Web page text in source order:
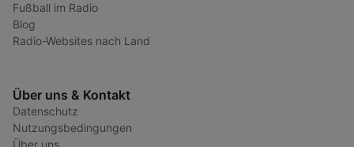
Fußball im Radio
Blog
Radio-Websites nach Land
Über uns & Kontakt
Datenschutz
Nutzungsbedingungen
Über uns